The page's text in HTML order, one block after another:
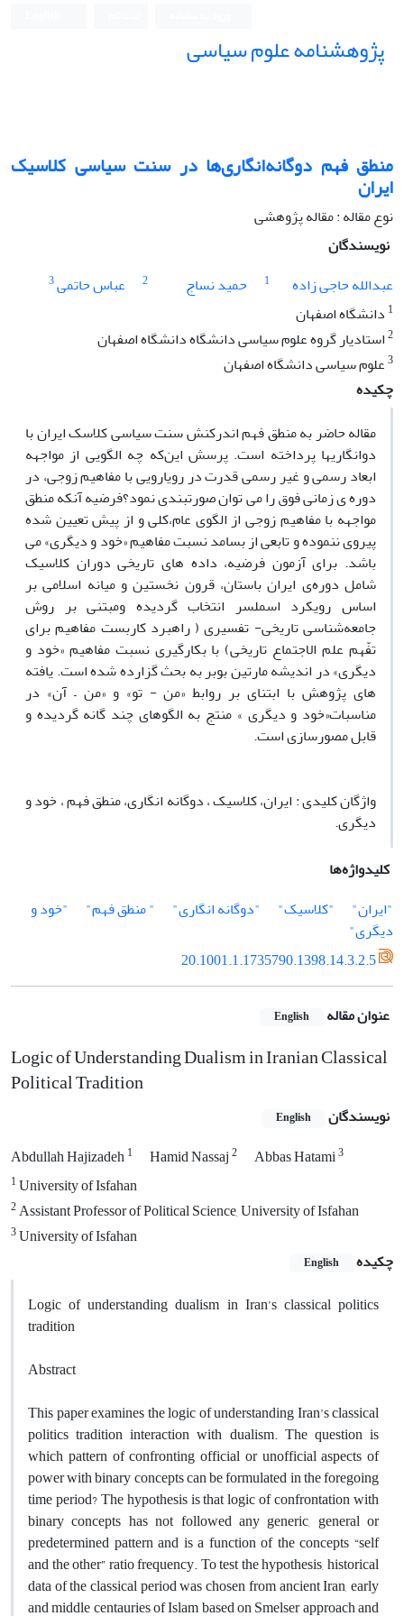
پژوهشنامه علوم سیاسی
منطق فهم دوگانه‌انگاری‌ها در سنت سیاسی کلاسیک
ایران
نوع مقاله : مقاله پژوهشی
نویسندگان
عبدالله حاجی زاده
1 حمید نساج 2 عباس حاتمی3
1 دانشگاه اصفهان
2استادیار گروه علوم سیاسی دانشگاه دانشگاه اصفهان
3علوم سیاسی دانشگاه اصفهان
چکیده
مقاله حاضر به منطق فهم اندرکنش سنت سیاسی کلاسک ایران با
دوانگاریها پرداخته است. پرسش این‌که چه الگویی از مواجهه
ابعاد رسمی و غیر رسمی قدرت در رویارویی با مفاهیم زوجی، در
دوره ی زمانی فوق را می توان صورتبندی نمود؟فرضیه آنکه منطق
مواجهه با مفاهیم زوجی از الگوی عام،کلی و از پیش تعیین شده
پیروی ننموده و تابعی از بسامد نسبت مفاهیم «خود و دیگری» می
باشد. برای آزمون فرضیه، داده های تاریخی دوران کلاسیک
شامل دوره‌ی ایران باستان، قرون نخستین و میانه اسلامی بر
اساس رویکرد اسملسر انتخاب گردیده ومبتنی بر روش
جامعه‌شناسی تاریخی- تفسیری ( راهبرد کاربست مفاهیم برای
تفّهم علم الاجتماع تاریخی) با بکارگیری نسبت مفاهیم «خود و
دیگری» در اندیشه مارتین بوبر به بحث گزارده شده است. یافته
های پژوهش با ابتنای بر روابط «من - تو» و «من – آن» در
مناسبات«خود و دیگری » منتج به الگوهای چند گانه گردیده و
قابل مصورسازی است.
واژگان کلیدی : ایران، کلاسیک ، دوگانه انگاری، منطق فهم ، خود و
دیگری.
کلیدواژه‌ها
"ایران"
"کلاسیک" "دوگانه انگاری" " منطق فهم"
"خود و
دیگری"
20.1001.1.1735790.1398.14.3.2.5
عنوان مقاله English
Logic of Understanding Dualism in Iranian Classical
Political Tradition
نویسندگان English
Abdullah Hajizadeh1 Hamid Nassaj2 Abbas Hatami3
1University of Isfahan
2Assistant Professor of Political Science, University of Isfahan
3University of Isfahan
چکیده
English
Logic of understanding dualism in Iran’s classical politics
tradition
Abstract
This paper examines the logic of understanding Iran’s classical
politics tradition interaction with dualism. The question is
which pattern of confronting official or unofficial aspects of
power with binary concepts can be formulated in the foregoing
time period? The hypothesis is that logic of confrontation with
binary concepts has not followed any generic, general or
predetermined pattern and is a function of the concepts “self
and the other” ratio frequency. To test the hypothesis, historical
data of the classical period was chosen from ancient Iran, early
and middle centauries of Islam based on Smelser approach and